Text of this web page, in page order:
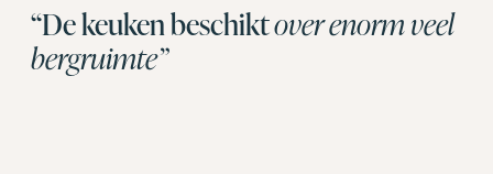
“De keuken beschiktover enorm veel
bergruimte”